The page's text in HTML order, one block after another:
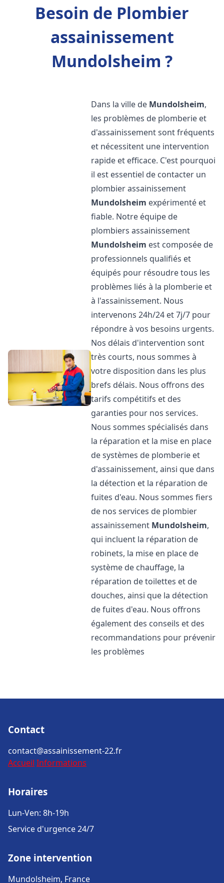
Besoin de Plombier
assainissement
Mundolsheim ?
Dans la ville de Mundolsheim,
les problèmes de plomberie et
d'assainissement sont fréquents
et nécessitent une intervention
rapide et efficace. C'est pourquoi
il est essentiel de contacter un
plombier assainissement
Mundolsheim expérimenté et
fiable. Notre équipe de
plombiers assainissement
Mundolsheim est composée de
professionnels qualifiés et
équipés pour résoudre tous les
problèmes liés à la plomberie et
à l'assainissement. Nous
intervenons 24h/24 et 7j/7 pour
répondre à vos besoins urgents.
Nos délais d'intervention sont
très courts, nous sommes à
votre disposition dans les plus
brefs délais. Nous offrons des
tarifs compétitifs et des
garanties pour nos services.
Nous sommes spécialisés dans
la réparation et la mise en place
de systèmes de plomberie et
d'assainissement, ainsi que dans
la détection et la réparation de
fuites d'eau. Nous sommes fiers
de nos services de plombier
assainissement Mundolsheim,
qui incluent la réparation de
robinets, la mise en place de
système de chauffage, la
réparation de toilettes et de
douches, ainsi que la détection
de fuites d'eau. Nous offrons
également des conseils et des
recommandations pour prévenir
les problèmes
Contact
contact@assainissement-22.fr
Accueil Informations
Horaires
Lun-Ven: 8h-19h
Service d'urgence 24/7
Zone intervention
Mundolsheim, France